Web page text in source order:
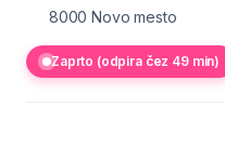
8000 Novo mesto
Zaprto (odpira čez 49 min)